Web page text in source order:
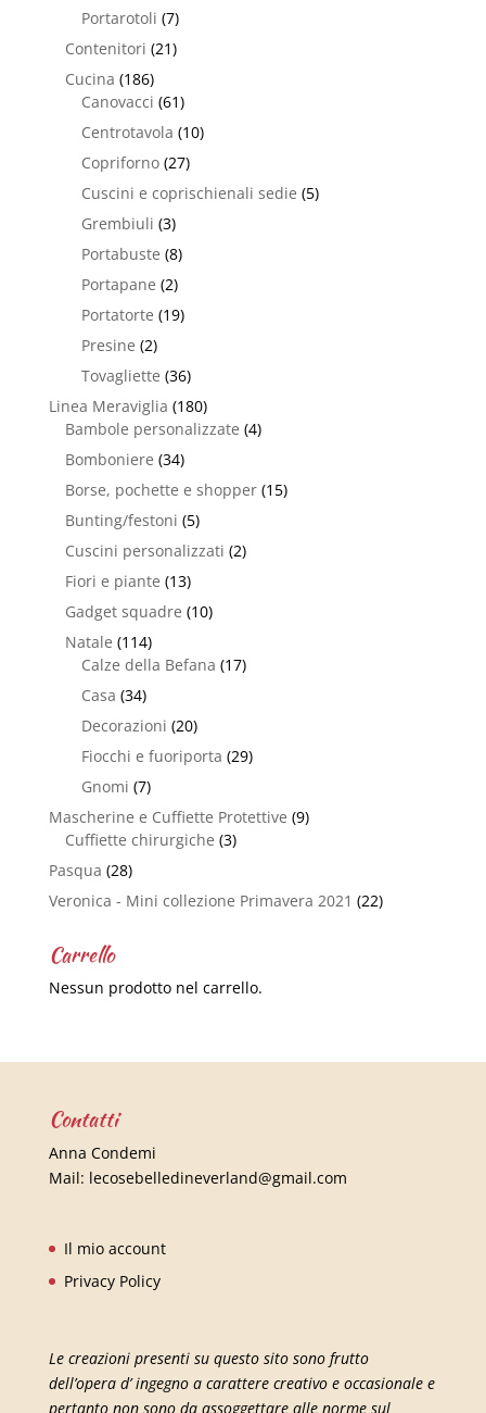
Portarotoli (7)
Contenitori (21)
Cucina (186)
Canovacci (61)
Centrotavola (10)
Copriforno (27)
Cuscini e coprischienali sedie (5)
Grembiuli (3)
Portabuste (8)
Portapane (2)
Portatorte (19)
Presine (2)
Tovagliette (36)
Linea Meraviglia (180)
Bambole personalizzate (4)
Bomboniere (34)
Borse, pochette e shopper (15)
Bunting/festoni (5)
Cuscini personalizzati (2)
Fiori e piante (13)
Gadget squadre (10)
Natale (114)
Calze della Befana (17)
Casa (34)
Decorazioni (20)
Fiocchi e fuoriporta (29)
Gnomi (7)
Mascherine e Cuffiette Protettive (9)
Cuffiette chirurgiche (3)
Pasqua (28)
Veronica - Mini collezione Primavera 2021 (22)
Carrello
Nessun prodotto nel carrello.
Contatti
Anna Condemi
Mail: lecosebelledineverland@gmail.com
Il mio account
Privacy Policy
Le creazioni presenti su questo sito sono frutto
dell’opera d’ ingegno a carattere creativo e occasionale e
pertanto non sono da assoggettare alle norme sul